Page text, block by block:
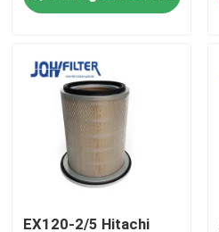
Neuigkeiten
Bitte um ein Angebot
Bagger Air Filter
EX120-2/5 Hitachi